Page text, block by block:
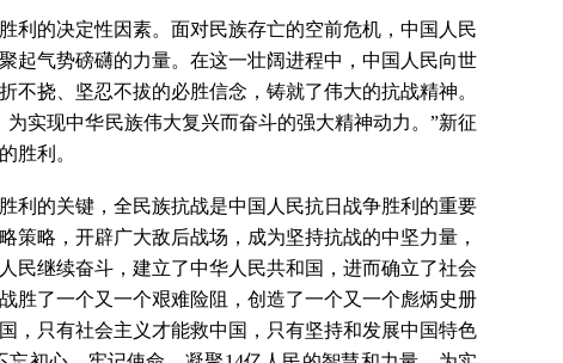
利的决定性因素。面对民族存亡的空前危机，中国人民
起气势磅礴的力量。在这一壮阔进程中，中国人民向世
挠、坚忍不拔的必胜信念，铸就了伟大的抗战精神。
实现中华民族伟大复兴而奋斗的强大精神动力。”新征
胜利。
利的关键，全民族抗战是中国人民抗日战争胜利的重要
略，开辟广大敌后战场，成为坚持抗战的中坚力量，
民继续奋斗，建立了中华人民共和国，进而确立了社会
胜了一个又一个艰难险阻，创造了一个又一个彪炳史册
，只有社会主义才能救中国，只有坚持和发展中国特色